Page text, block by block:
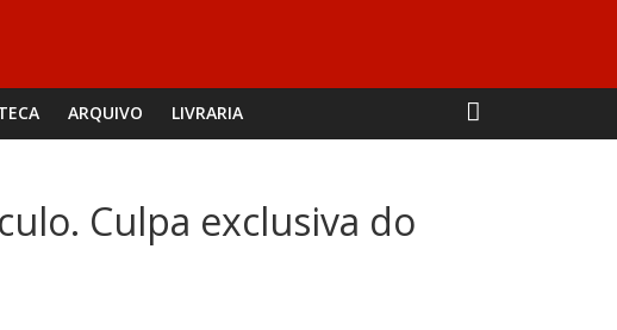
ARQUIVO LIVRARIA
Culpa exclusiva do